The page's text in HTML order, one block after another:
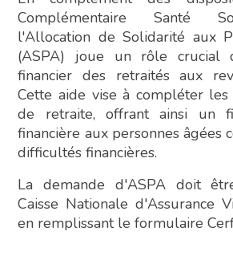
Complémentaire Santé
l'Allocation de Solidarité aux
(ASPA) joue un rôle crucial
financier des retraités aux
Cette aide vise à compléter les
de retraite, offrant ainsi un
financière aux personnes âgées
difficultés financières.
La demande d'ASPA doit
Caisse Nationale d'Assurance
en remplissant le formulaire